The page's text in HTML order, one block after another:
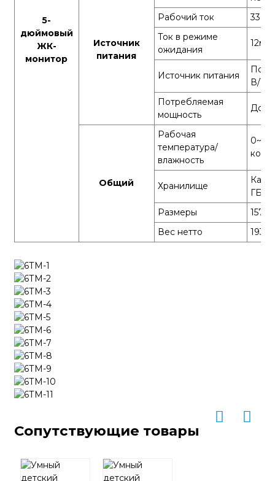
5-
дюймовый
ЖК-
монитор
Источник
питания
Рабочий ток
Ток в режиме
ожидания
12мА
Источник питания
В/1 А
Потребляемая
мощность
До
Общий
Рабочая
температура/
влажность
Хранилище
ГБ)
Размеры
157 х
Вес нетто
193г
Сопутствующие товары